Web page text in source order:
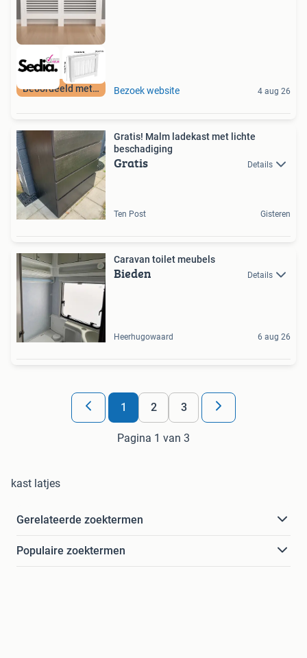
Beoordeeld met 9+ Bezoek website 4 aug 26
Gratis! Malm ladekast met lichte
beschadiging
Gratis Details
Ten Post Gisteren
Caravan toilet meubels
Bieden Details
Heerhugowaard 6 aug 26
1 2 3
Pagina 1 van 3
kast latjes
Gerelateerde zoektermen
Populaire zoektermen